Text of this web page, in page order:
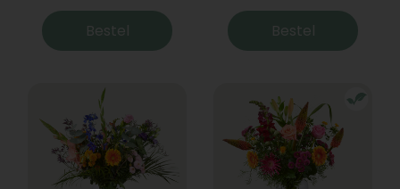
Bestel Bestel